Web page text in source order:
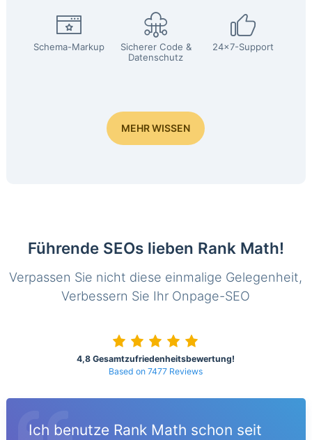
Schema-Markup
Sicherer Code &
Datenschutz
24x7-Support
MEHR WISSEN
Führende SEOs lieben Rank Math!
Verpassen Sie nicht diese einmalige Gelegenheit,
Verbessern Sie Ihr Onpage-SEO
4,8 Gesamtzufriedenheitsbewertung!
Based on 7477 Reviews
Ich benutze Rank Math schon seit